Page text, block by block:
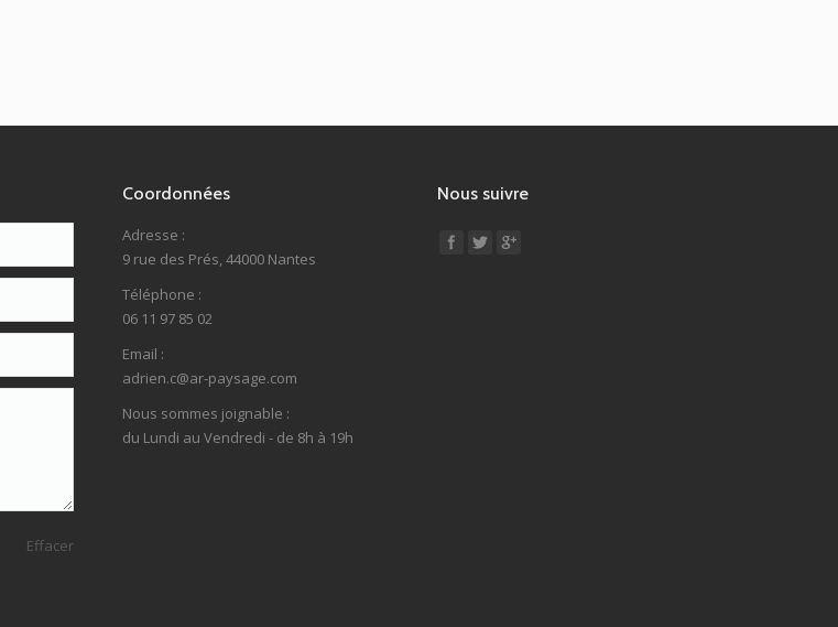
Effacer
Coordonnées
Adresse :
9 rue des Prés, 44000 Nantes
Téléphone :
06 11 97 85 02
Email :
adrien.c@ar-paysage.com
Nous sommes joignable :
du Lundi au Vendredi - de 8h à 19h
Nous suivre
Find us on: